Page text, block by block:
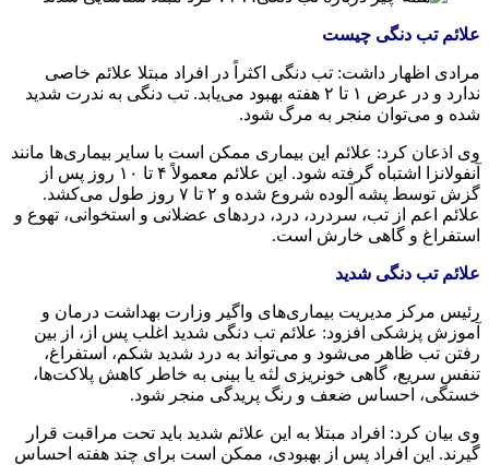
علائم تب دنگی چیست
مرادی اظهار داشت: تب دنگی اکثراً در افراد مبتلا علائم خاصی
ندارد و در عرض ۱ تا ۲ هفته بهبود می‌یابد. تب دنگی به ندرت شدید
شده و می‌توان منجر به مرگ شود.
وی اذعان کرد: علائم این بیماری ممکن است با سایر بیماری‌ها مانند
آنفولانزا اشتباه گرفته شود. این علائم معمولاً ۴ تا ۱۰ روز پس از
گزش توسط پشه آلوده شروع شده و ۲ تا ۷ روز طول می‌کشد.
علائم اعم از تب، سردرد، درد، دردهای عضلانی و استخوانی، تهوع و
استفراغ و گاهی خارش است.
علائم تب دنگی شدید
رئیس مرکز مدیریت بیماری‌های واگیر وزارت بهداشت درمان و
آموزش پزشکی افزود: علائم تب دنگی شدید اغلب پس از، از بین
رفتن تب ظاهر می‌شود و می‌تواند به درد شدید شکم، استفراغ،
تنفس سریع، گاهی خونریزی لثه یا بینی به خاطر کاهش پلاکت‌ها،
خستگی، احساس ضعف و رنگ پریدگی منجر شود.
وی بیان کرد: افراد مبتلا به این علائم شدید باید تحت مراقبت قرار
گیرند. این افراد پس از بهبودی، ممکن است برای چند هفته احساس